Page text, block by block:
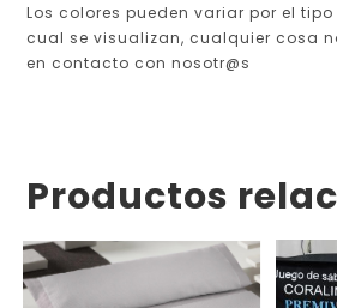
Los colores pueden variar por el
cual se visualizan, cualquier cosa
en contacto con nosotr@s
Productos